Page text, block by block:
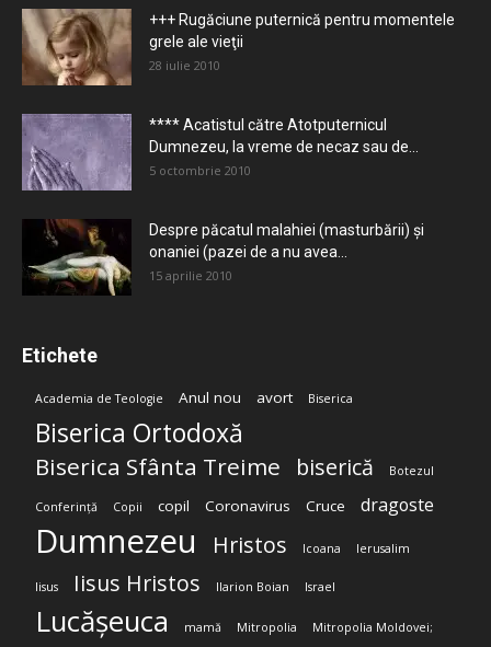
+++ Rugăciune puternică pentru momentele
grele ale vieţii
28 iulie 2010
**** Acatistul către Atotputernicul
Dumnezeu, la vreme de necaz sau de...
5 octombrie 2010
Despre păcatul malahiei (masturbării) şi
onaniei (pazei de a nu avea...
15 aprilie 2010
Etichete
Academia de Teologie Anul nou avort Biserica
Biserica Ortodoxă
Biserica Sfânta Treime biserică Botezul
Conferință Copii copil Coronavirus Cruce dragoste
Dumnezeu Hristos Icoana Ierusalim
Iisus Iisus Hristos Ilarion Boian Israel
Lucășeuca mamă Mitropolia Mitropolia Moldovei;